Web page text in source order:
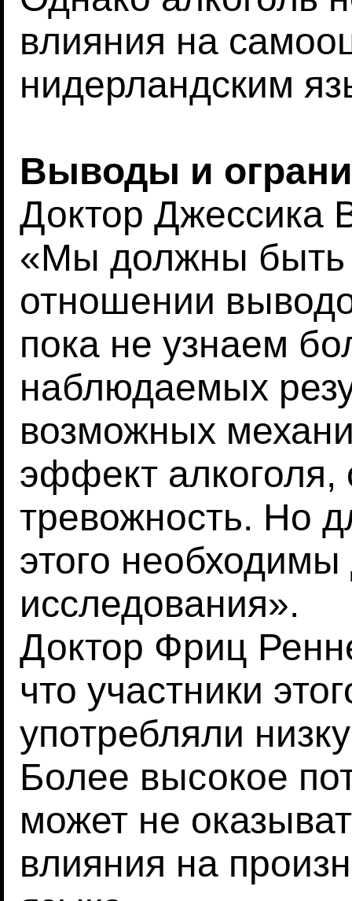
влияния на
нидерландским
Выводы и
Доктор Джессика
«Мы должны быть
отношении
пока не узнаем
наблюдаемых
возможных
эффект
тревожность. Но
этого
исследования».
Доктор Фриц
что участники
употребляли
Более высокое
может не
влияния на